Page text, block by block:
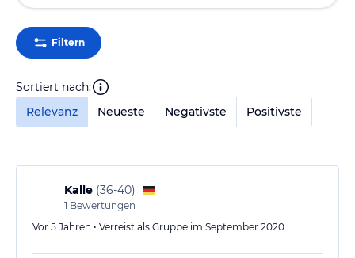
Filtern
Sortiert nach:
Relevanz
Neueste Negativste Positivste
Kalle (36-40)
1 Bewertungen
Vor 5 Jahren • Verreist als Gruppe im September 2020